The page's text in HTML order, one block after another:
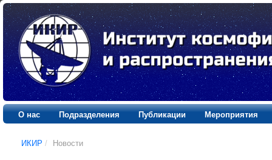
О нас Подразделения Публикации Мероприятия
ИКИР / Новости